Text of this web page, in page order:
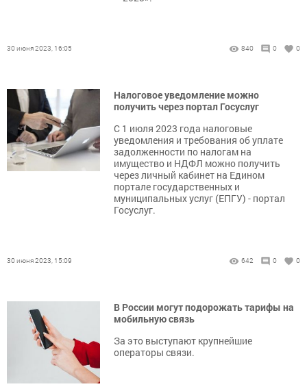
30 июня 2023, 16:05 840 0 0
Налоговое уведомление можно
получить через портал Госуслуг
С 1 июля 2023 года налоговые
уведомления и требования об уплате
задолженности по налогам на
имущество и НДФЛ можно получить
через личный кабинет на Едином
портале государственных и
муниципальных услуг (ЕПГУ) - портал
Госуслуг.
30 июня 2023, 15:09 642 0 0
В России могут подорожать тарифы на
мобильную связь
За это выступают крупнейшие
операторы связи.